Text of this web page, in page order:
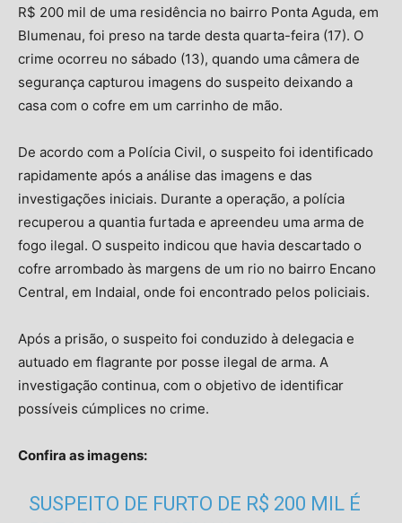
R$ 200 mil de uma residência no bairro Ponta Aguda, em
Blumenau, foi preso na tarde desta quarta-feira (17). O
crime ocorreu no sábado (13), quando uma câmera de
segurança capturou imagens do suspeito deixando a
casa com o cofre em um carrinho de mão.
De acordo com a Polícia Civil, o suspeito foi identificado
rapidamente após a análise das imagens e das
investigações iniciais. Durante a operação, a polícia
recuperou a quantia furtada e apreendeu uma arma de
fogo ilegal. O suspeito indicou que havia descartado o
cofre arrombado às margens de um rio no bairro Encano
Central, em Indaial, onde foi encontrado pelos policiais.
Após a prisão, o suspeito foi conduzido à delegacia e
autuado em flagrante por posse ilegal de arma. A
investigação continua, com o objetivo de identificar
possíveis cúmplices no crime.
Confira as imagens:
SUSPEITO DE FURTO DE R$ 200 MIL É